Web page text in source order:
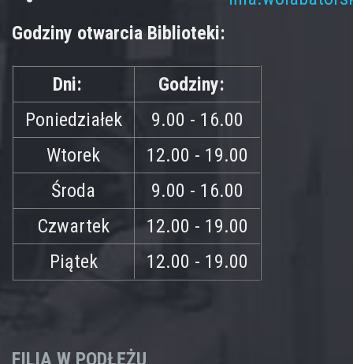
Godziny otwarcia Biblioteki:
Dni:
Godziny:
Poniedziałek
9.00 - 16.00
Wtorek
12.00 - 19.00
Środa
9.00 - 16.00
Czwartek
12.00 - 19.00
Piątek
12.00 - 19.00
FILIA W PODŁĘŻU